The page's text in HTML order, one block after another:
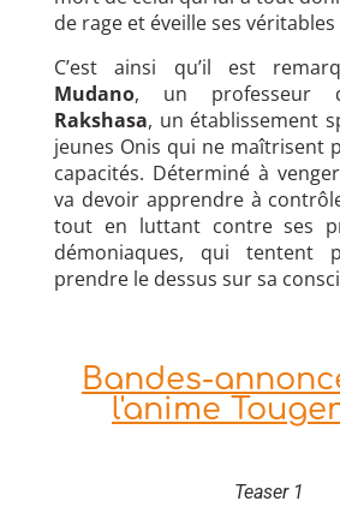
de rage et éveille ses
C’est ainsi qu’il est
Mudano, un professeur
Rakshasa, un établissement
jeunes Onis qui ne maîtrisent
capacités. Déterminé à
va devoir apprendre à
tout en luttant contre ses
démoniaques, qui
prendre le dessus sur sa
Bandes-
l'anime
Teaser 1